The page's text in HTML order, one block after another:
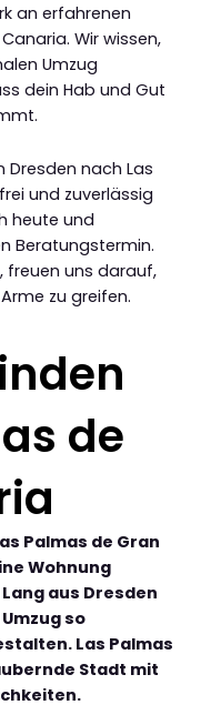
an erfahrenen
Wir wissen,
Umzug
dein Hab und Gut
nach Las
und zuverlässig
heute und
Beratungstermin.
freuen uns darauf,
zu greifen.
de
Palmas de Gran
Wohnung
aus Dresden
so
Las Palmas
Stadt mit